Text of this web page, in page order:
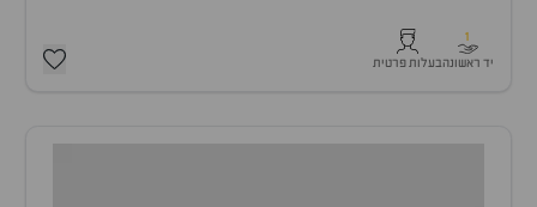
1
יד ראשונהבעלות פרטית